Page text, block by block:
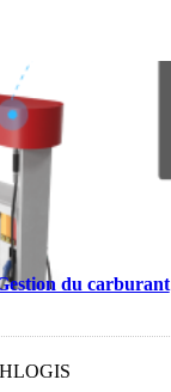
du carburant